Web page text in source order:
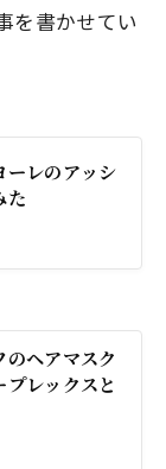
を書かせてい
ーレのアッシ
た
のヘアマスク
レックスと